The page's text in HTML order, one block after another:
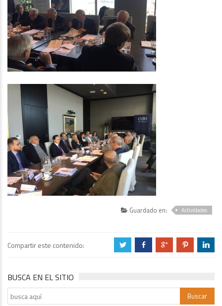
Guardado en: Actividades
Compartir este contenido: a b c d j
BUSCA EN EL SITIO